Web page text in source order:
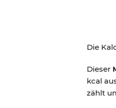
Die
Dieser
kcal
zählt